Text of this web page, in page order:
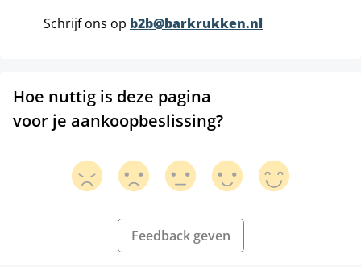
Schrijf ons op b2b@barkrukken.nl
Hoe nuttig is deze pagina
voor je aankoopbeslissing?
Feedback geven